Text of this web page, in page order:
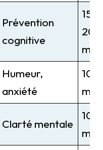
Prévention
cognitive
Humeur,
anxiété
Clarté mentale